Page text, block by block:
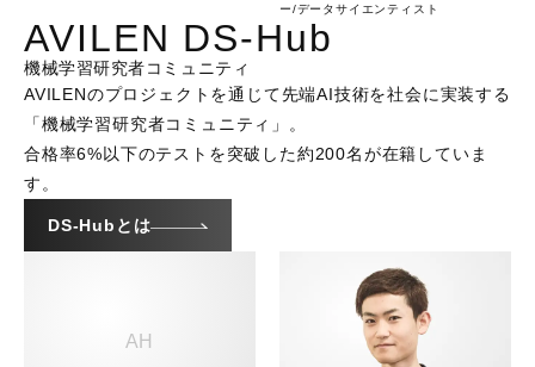
ー/データサイエンティスト
AVILEN DS-Hub
機械学習研究者コミュニティ
AVILENのプロジェクトを通じて先端AI技術を社会に実装する
「機械学習研究者コミュニティ」。
合格率6%以下のテストを突破した約200名が在籍していま
す。
DS-Hubとは
AH